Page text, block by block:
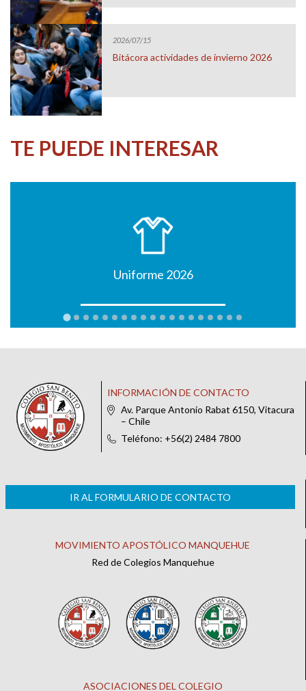
2026/07/15
Bitácora actividades de invierno 2026
TE PUEDE INTERESAR
Uniforme 2026
INFORMACIÓN DE CONTACTO
Av. Parque Antonio Rabat 6150, Vitacura
– Chile
Teléfono: +56(2) 2484 7800
IR AL FORMULARIO DE CONTACTO
MOVIMIENTO APOSTÓLICO MANQUEHUE
Red de Colegios Manquehue
ASOCIACIONES DEL COLEGIO